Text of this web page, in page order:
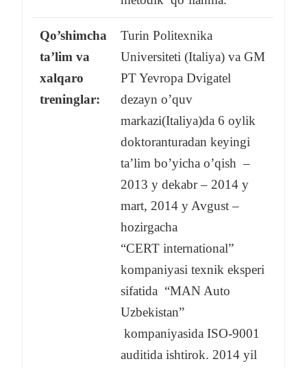
Qo’shimcha
ta’lim va
xalqaro
treninglar:
Turin Politexnika
Universiteti (Italiya) va GM
PT Yevropa Dvigatel
dezayn o’quv
markazi(Italiya)da 6 oylik
doktoranturadan keyingi
ta’lim bo’yicha o’qish –
2013 y dekabr – 2014 y
mart, 2014 y Avgust –
hozirgacha
“CERT international”
kompaniyasi texnik eksperi
sifatida “MAN Auto
Uzbekistan”
kompaniyasida ISO-9001
auditida ishtirok. 2014 yil